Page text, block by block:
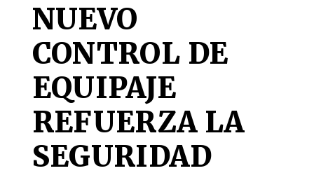
NUEVO
CONTROL DE
EQUIPAJE
REFUERZA LA
SEGURIDAD